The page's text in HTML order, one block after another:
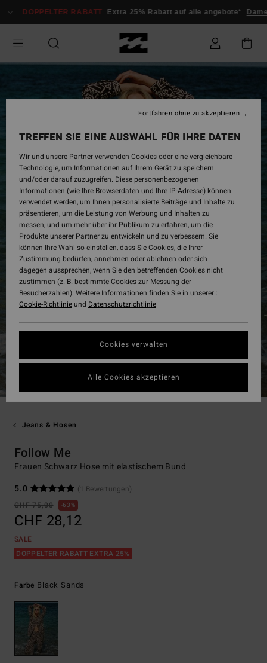
zur
springen
DOPPELTER RABATT Extra 25% Rabatt auf alle angebote* Damen
Jeans & Hosen
Follow Me
Frauen Schwarz Hose mit elastischem Bund
5.0
(1 Bewertungen)
CHF 75,00
63%
CHF 28,12
SALE
DOPPELTER RABATT EXTRA 25%
Farbe Black Sands
TREFFEN SIE EINE AUSWAHL FÜR IHRE DATEN
Wir und unsere Partner verwenden Cookies oder eine vergleichbare
Technologie, um Informationen auf Ihrem Gerät zu speichern
und/oder darauf zuzugreifen. Diese personenbezogenen
Informationen (wie Ihre Browserdaten und Ihre IP-Adresse) können
verwendet werden, um Ihnen personalisierte Beiträge und Inhalte zu
präsentieren, um die Leistung von Werbung und Inhalten zu
messen, und um mehr über ihr Publikum zu erfahren, um die
Produkte unserer Partner zu entwickeln und zu verbessern. Sie
können Ihre Wahl so einstellen, dass Sie Cookies, die Ihrer
Zustimmung bedürfen, annehmen oder ablehnen oder sich
dagegen aussprechen, wenn Sie den betreffenden Cookies nicht
zustimmen (z. B. bestimmte Cookies zur Messung der
Besucherzahlen). Weitere Informationen finden Sie in unserer :
Cookie-Richtlinieund Datenschutzrichtlinie
Cookies verwalten
Fortfahren ohne zu akzeptieren
Alle Cookies akzeptieren